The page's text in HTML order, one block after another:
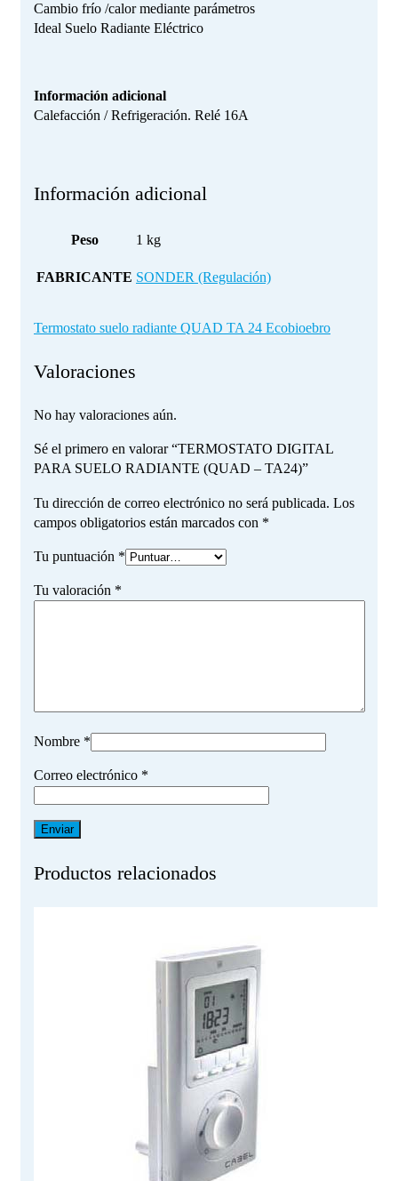
Cambio frío /calor mediante parámetros
Ideal Suelo Radiante Eléctrico
Información adicional
Calefacción / Refrigeración. Relé 16A
Información adicional
Peso 1 kg
FABRICANTE SONDER (Regulación)
Termostato suelo radiante QUAD TA 24 Ecobioebro
Valoraciones
No hay valoraciones aún.
Sé el primero en valorar “TERMOSTATO DIGITAL
PARA SUELO RADIANTE (QUAD – TA24)”
Tu dirección de correo electrónico no será publicada. Los
campos obligatorios están marcados con *
Tu puntuación *
Tu valoración *
Nombre *
Correo electrónico *
Productos relacionados